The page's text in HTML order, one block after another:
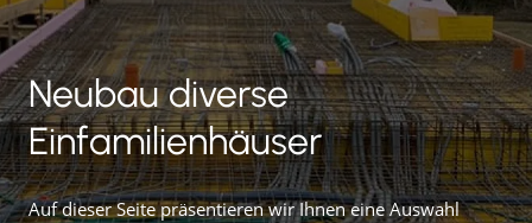
Neubau diverse
Einfamilienhäuser
Auf dieser Seite präsentieren wir Ihnen eine Auswahl